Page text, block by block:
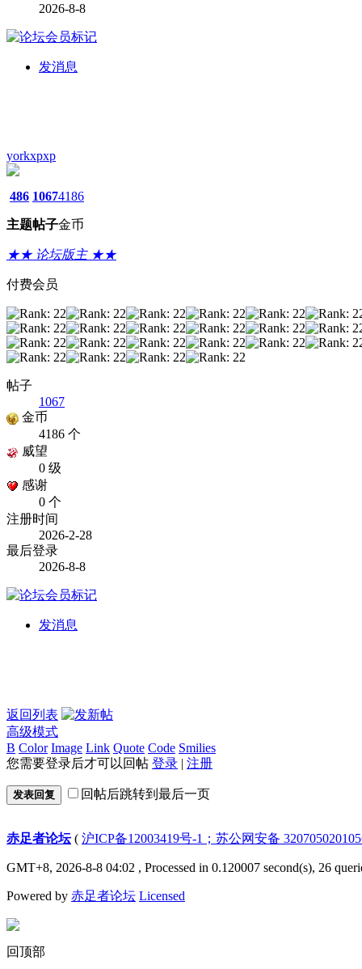
2026-8-8
发消息
yorkxpxp
486
主题
1067
帖子
4186
金币
★★ 论坛版主 ★★
付费会员
帖子
1067
金币
4186 个
威望
0 级
感谢
0 个
注册时间
2026-2-28
最后登录
2026-8-8
发消息
返回列表
高级模式
B Color Image Link Quote Code Smilies
您需要登录后才可以回帖 登录 | 注册
发表回复 回帖后跳转到最后一页
赤足者论坛( 沪ICP备12003419号-1；苏公网安备
GMT+8, 2026-8-8 04:02 , Processed in 0.120007 second(s), 26
Powered by 赤足者论坛 Licensed
回顶部